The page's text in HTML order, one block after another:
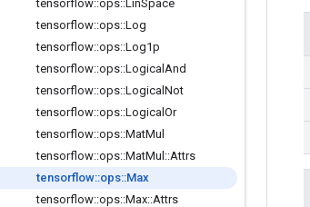
tensorflow::ops::LinSpace
tensorflow::ops::Log
tensorflow::ops::Log1p
tensorflow::ops::Logical And
tensorflow::ops::Logical Not
tensorflow::ops::Logical Or
tensorflow::ops::MatMul
tensorflow::ops::MatMul ::Attrs
tensorflow::ops::Max
tensorflow::ops::Max::Attrs